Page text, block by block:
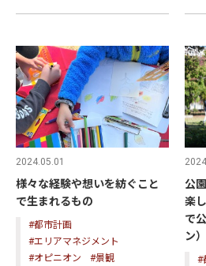
2024.05.01
様々な経験や想いを紡ぐこと
で生まれるもの
#都市計画
#エリアマネジメント
#オピニオン
#景観
公
楽
で
ン）
#